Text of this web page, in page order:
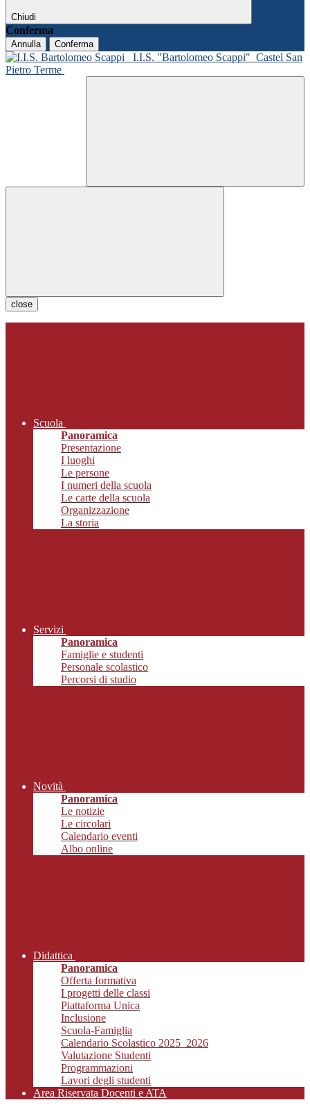
Chiudi
Conferma
Annulla Conferma
I.I.S. "Bartolomeo Scappi" Castel San
Pietro Terme
close
Scuola
Panoramica
Presentazione
I luoghi
Le persone
I numeri della scuola
Le carte della scuola
Organizzazione
La storia
Servizi
Panoramica
Famiglie e studenti
Personale scolastico
Percorsi di studio
Novità
Panoramica
Le notizie
Le circolari
Calendario eventi
Albo online
Didattica
Panoramica
Offerta formativa
I progetti delle classi
Piattaforma Unica
Inclusione
Scuola-Famiglia
Calendario Scolastico 2025_2026
Valutazione Studenti
Programmazioni
Lavori degli studenti
Area Riservata Docenti e ATA